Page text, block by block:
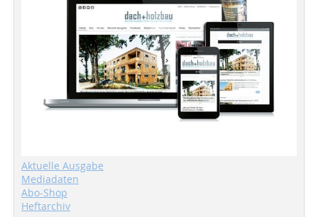
Aktuelle Ausgabe
Mediadaten
Abo-Shop
Heftarchiv